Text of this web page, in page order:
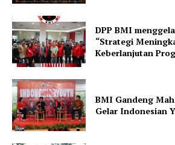
DPP BMI
“Strategi
Keberlanjutan
BMI Gandeng
Gelar Indonesian